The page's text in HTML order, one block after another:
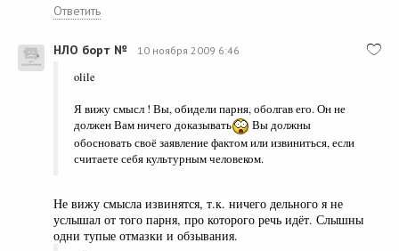
Ответить
НЛО борт № 10 ноября 2009 6:46
olile
Я вижу смысл ! Вы, обидели парня, оболгав его. Он не
должен Вам ничего доказывать
Вы должны
обосновать своё заявление фактом или извиниться, если
считаете себя культурным человеком.
Не вижу смысла извинятся, т.к. ничего дельного я не
услышал от того парня, про которого речь идёт. Слышны
одни тупые отмазки и обзывания.